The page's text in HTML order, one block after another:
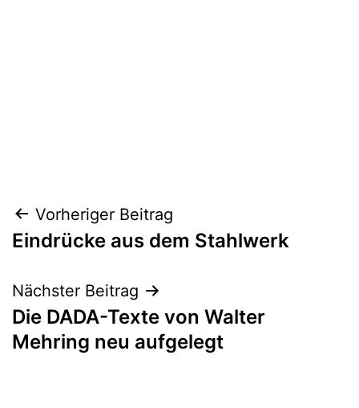
Beitragsnavigation
Vorheriger Beitrag
Eindrücke aus dem Stahlwerk
Nächster Beitrag
Die DADA-Texte von Walter
Mehring neu aufgelegt